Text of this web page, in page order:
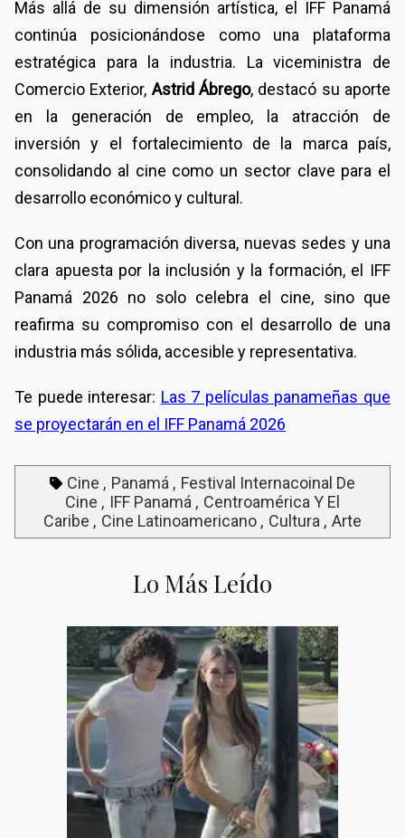
Más allá de su dimensión artística, el IFF Panamá
continúa posicionándose como una plataforma
estratégica para la industria. La viceministra de
Comercio Exterior,Astrid Ábrego, destacó su aporte
en la generación de empleo, la atracción de
inversión y el fortalecimiento de la marca país,
consolidando al cine como un sector clave para el
desarrollo económico y cultural.
Con una programación diversa, nuevas sedes y una
clara apuesta por la inclusión y la formación, el IFF
Panamá 2026 no solo celebra el cine, sino que
reafirma su compromiso con el desarrollo de una
industria más sólida, accesible y representativa.
Te puede interesar: Las 7 películas panameñas que
se proyectarán en el IFF Panamá 2026
Cine Panamá
Festival Internacoinal De
Cine
IFF Panamá
Centroamérica Y El
Caribe
Cine Latinoamericano Cultura Arte
Lo Más Leído